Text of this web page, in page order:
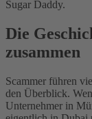
Sugar Daddy.
Die
zusammen
Scammer führen
den Überblick.
Unternehmer in